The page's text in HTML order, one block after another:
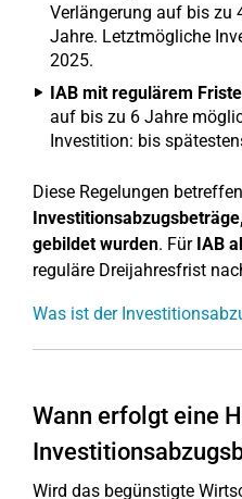
Verlängerung auf bis zu
Jahre. Letztmögliche
2025.
IAB mit regulärem
auf bis zu 6 Jahre
Investition: bis
Diese Regelungen betreffen
gebildet wurden. Für IAB
reguläre Dreijahresfrist
Was ist der
Wann erfolgt eine
Wird das begünstigte